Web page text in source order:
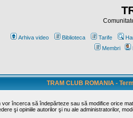
Arhiva video Biblioteca Tarife
Membri
TRAM CLUB ROMANIA -
încerca să îndepărteze sau să modifice orice
şi opiniile autorilor şi nu ale administratorilor,